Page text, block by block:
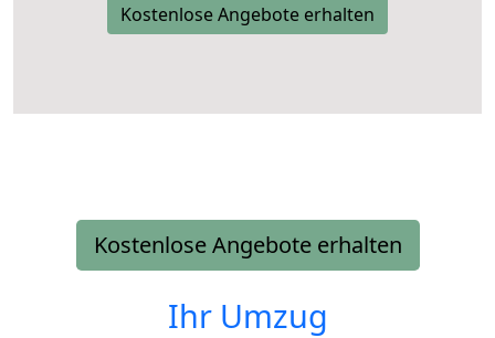
Kostenlose Angebote erhalten
Kostenlose Angebote erhalten
Ihr Umzug